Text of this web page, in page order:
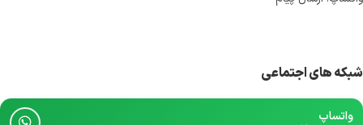
شبکه های اجتماعی
واتساپ